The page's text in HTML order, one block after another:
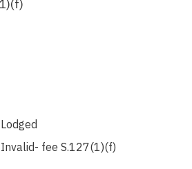
Lodged
Invalid- fee S.127(1)(f)